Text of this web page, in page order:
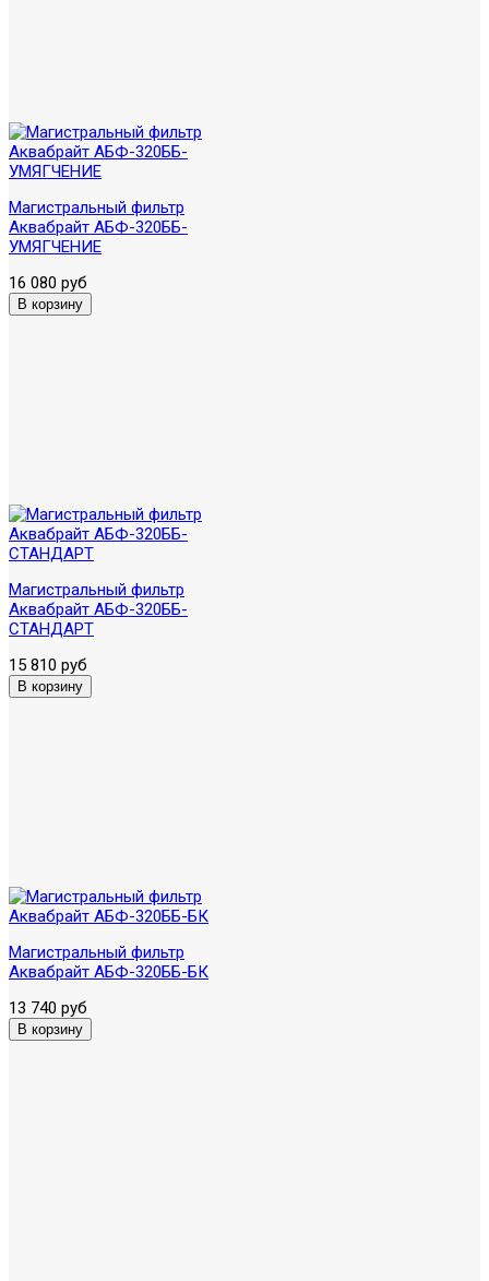
Магистральный фильтр
Аквабрайт АБФ-320ББ-
УМЯГЧЕНИЕ
16 080 руб
Магистральный фильтр
Аквабрайт АБФ-320ББ-
СТАНДАРТ
15 810 руб
Магистральный фильтр
Аквабрайт АБФ-320ББ-БК
13 740 руб